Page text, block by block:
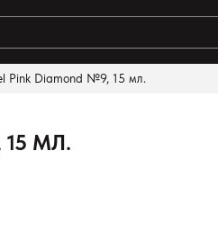
Pink Diamond №9, 15 мл.
15 МЛ.